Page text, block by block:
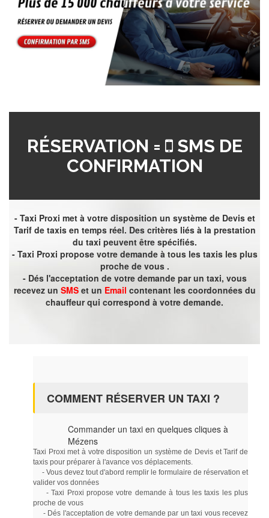
RÉSERVATION =
SMS DE
CONFIRMATION
- Taxi Proxi met à votre disposition un système de Devis et
Tarif de taxis en temps réel. Des critères liés à la prestation
du taxi peuvent être spécifiés.
- Taxi Proxi propose votre demande à tous les taxis les plus
proche de vous .
- Dés l'acceptation de votre demande par un taxi, vous
recevez un SMSet un Email contenant les coordonnées du
chauffeur qui correspond à votre demande.
COMMENT RÉSERVER UN TAXI ?
Commander un taxi en quelques cliques à
Mézens
Taxi Proxi met à votre disposition un système de Devis et Tarif de
taxis pour préparer à l'avance vos déplacements.
- Vous devez tout d'abord remplir le formulaire de réservation et
valider vos données
- Taxi Proxi propose votre demande à tous les taxis les plus
proche de vous
- Dés l'acceptation de votre demande par un taxi vous recevez